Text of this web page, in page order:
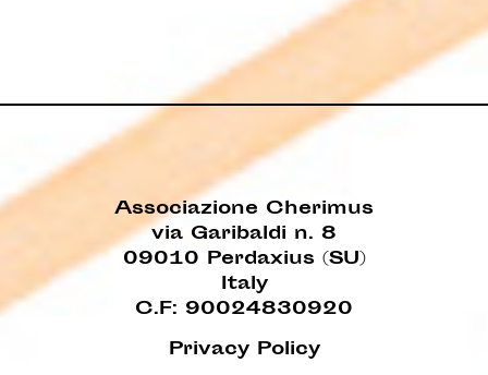
Associazione Cherimus
via Garibaldi n. 8
09010 Perdaxius (SU)
Italy
C.F: 90024830920
Privacy Policy